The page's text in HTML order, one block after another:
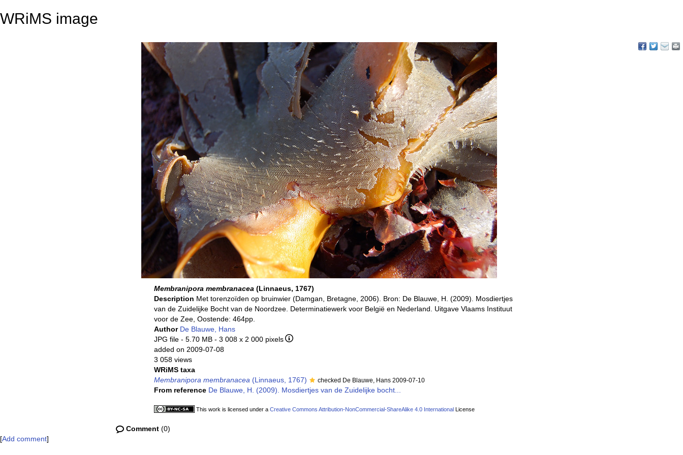
WRiMS image
Membranipora membranacea (Linnaeus, 1767)
Description Met torenzoïden op bruinwier (Damgan, Bretagne, 2006). Bron: De Blauwe, H. (2009). Mosdiertjes
van de Zuidelijke Bocht van de Noordzee. Determinatiewerk voor België en Nederland. Uitgave Vlaams Instituut
voor de Zee, Oostende: 464pp.
Author De Blauwe, Hans
JPG file - 5.70 MB - 3 008 x 2 000 pixels
added on 2009-07-08
3 058 views
WRiMS taxa
Membranipora membranacea (Linnaeus, 1767) checked De Blauwe, Hans 2009-07-10
From reference De Blauwe, H. (2009). Mosdiertjes van de Zuidelijke bocht...
This work is licensed under a Creative Commons Attribution-NonCommercial-ShareAlike 4.0 International License
Comment (0)
[Add comment]